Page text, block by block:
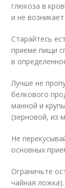
глюкоза в
и не
Старайтесь
приеме пищи
в
Лучше не
белкового
манной и
(зерновой, из
Не
основных
Ограничьте
чайная